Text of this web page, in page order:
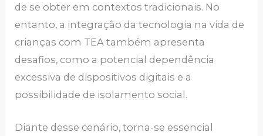
de se obter em contextos tradicionais. No
entanto, a integração da tecnologia na vida de
crianças com TEA também apresenta
desafios, como a potencial dependência
excessiva de dispositivos digitais e a
possibilidade de isolamento social.
Diante desse cenário, torna-se essencial